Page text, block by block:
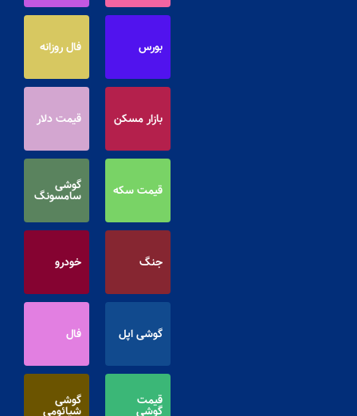
بورس فال روزانه
بازار مسکن قیمت دلار
قیمت سکه گوشی
سامسونگ
جنگ خودرو
گوشی اپل فال
قیمت
گوشی
گوشی
شیائومی